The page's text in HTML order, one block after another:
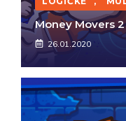
Money Movers 2
26.01.2020